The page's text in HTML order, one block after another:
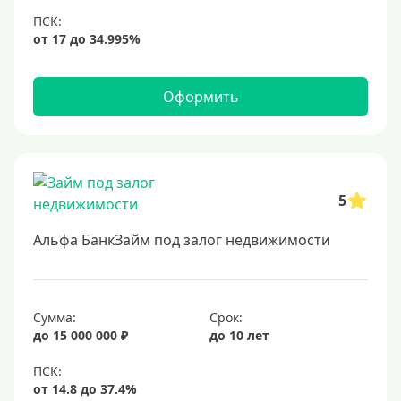
7%
9%
10%
12%
13%
14%
17%
18%
19%
Оформить
5
Альфа БанкЗайм под залог недвижимости
Сумма:
до 15 000 000 ₽
Срок:
до 10 лет